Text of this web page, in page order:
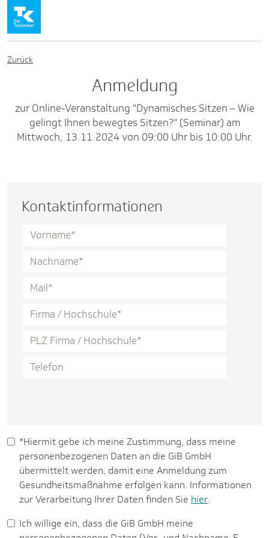
Zurück
Anmeldung
zur Online-Veranstaltung "Dynamisches Sitzen – Wie
gelingt Ihnen bewegtes Sitzen?" (Seminar) am
Mittwoch, 13.11.2024 von 09:00 Uhr bis 10:00 Uhr.
Kontaktinformationen
*Hiermit gebe ich meine Zustimmung, dass meine
personenbezogenen Daten an die GiB GmbH
übermittelt werden, damit eine Anmeldung zum
Gesundheitsmaßnahme erfolgen kann. Informationen
zur Verarbeitung Ihrer Daten finden Sie hier.
Ich willige ein, dass die GiB GmbH meine